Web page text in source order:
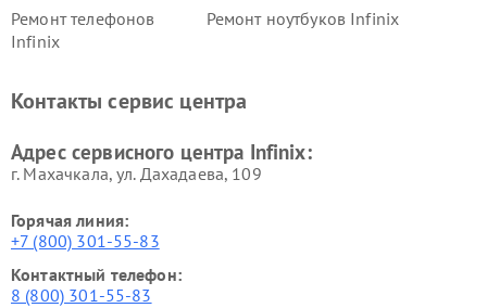
Ремонт телефонов
Infinix
Ремонт ноутбуков Infinix
Контакты сервис центра
Адрес сервисного центра Infinix:
г. Махачкала, ул. Дахадаева, 109
Горячая линия:
+7 (800) 301-55-83
Контактный телефон:
8 (800) 301-55-83